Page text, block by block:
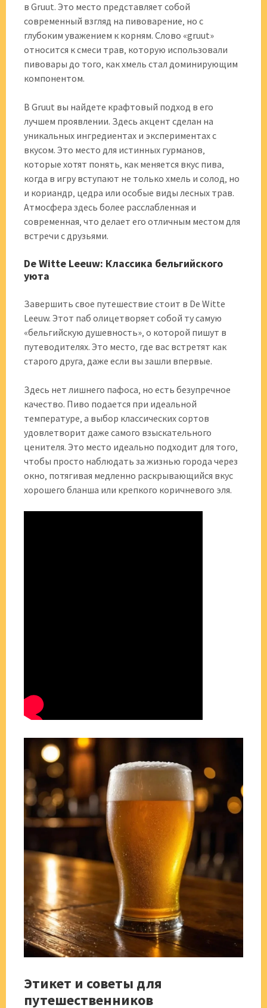
в Gruut. Это место представляет собой
современный взгляд на пивоварение‚ но с
глубоким уважением к корням. Слово «gruut»
относится к смеси трав‚ которую использовали
пивовары до того‚ как хмель стал доминирующим
компонентом.
В Gruut вы найдете крафтовый подход в его
лучшем проявлении. Здесь акцент сделан на
уникальных ингредиентах и экспериментах с
вкусом. Это место для истинных гурманов‚
которые хотят понять‚ как меняется вкус пива‚
когда в игру вступают не только хмель и солод‚ но
и кориандр‚ цедра или особые виды лесных трав.
Атмосфера здесь более расслабленная и
современная‚ что делает его отличным местом для
встречи с друзьями.
De Witte Leeuw: Классика бельгийского
уюта
Завершить свое путешествие стоит в De Witte
Leeuw. Этот паб олицетворяет собой ту самую
«бельгийскую душевность»‚ о которой пишут в
путеводителях. Это место‚ где вас встретят как
старого друга‚ даже если вы зашли впервые.
Здесь нет лишнего пафоса‚ но есть безупречное
качество. Пиво подается при идеальной
температуре‚ а выбор классических сортов
удовлетворит даже самого взыскательного
ценителя. Это место идеально подходит для того‚
чтобы просто наблюдать за жизнью города через
окно‚ потягивая медленно раскрывающийся вкус
хорошего бланша или крепкого коричневого эля.
Этикет и советы для
путешественников